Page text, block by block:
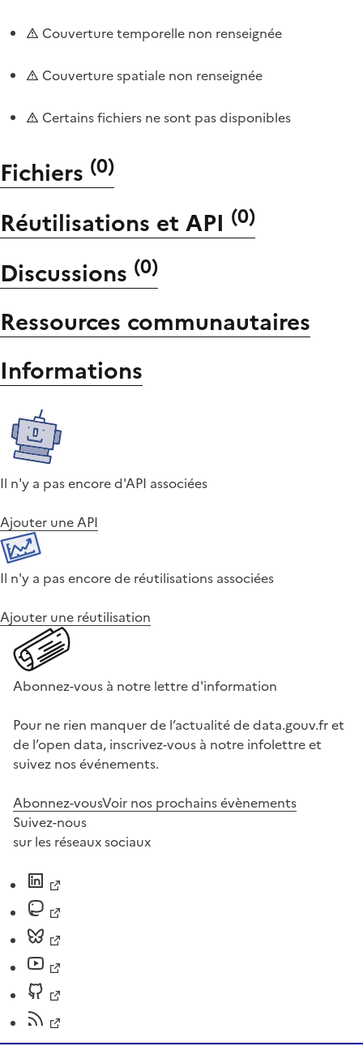
Couverture temporelle non renseignée
Couverture spatiale non renseignée
Certains fichiers ne sont pas disponibles
Fichiers (0)
Réutilisations et API (0)
Discussions (0)
Ressources communautaires
Informations
Il n'y a pas encore d'API associées
Ajouter une API
Il n'y a pas encore de réutilisations associées
Ajouter une réutilisation
Abonnez-vous à notre lettre d'information
Pour ne rien manquer de l’actualité de data.gouv.fr et
de l’open data, inscrivez-vous à notre infolettre et
suivez nos événements.
Abonnez-vousVoir nos prochains évènements
Suivez-nous
sur les réseaux sociaux